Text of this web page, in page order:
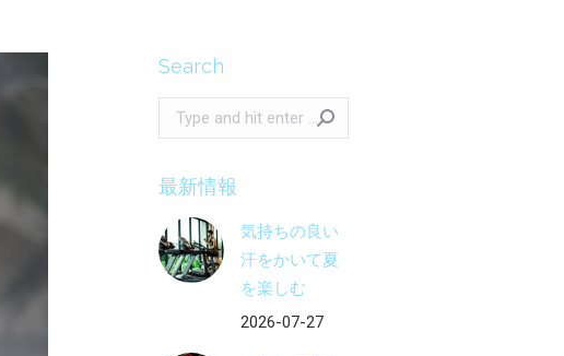
Search
Search:
最新情報
気持ちの良い
汗をかいて夏
を楽しむ
2026-07-27